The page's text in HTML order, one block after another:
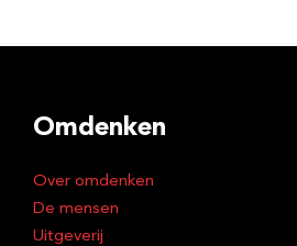
Omdenken
Over omdenken
De mensen
Uitgeverij